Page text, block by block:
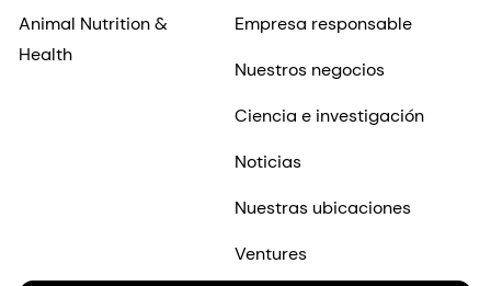
Animal Nutrition &
Health
Empresa responsable
Nuestros negocios
Ciencia e investigación
Noticias
Nuestras ubicaciones
Ventures